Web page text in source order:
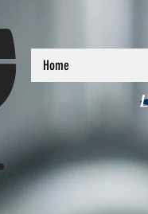
Home